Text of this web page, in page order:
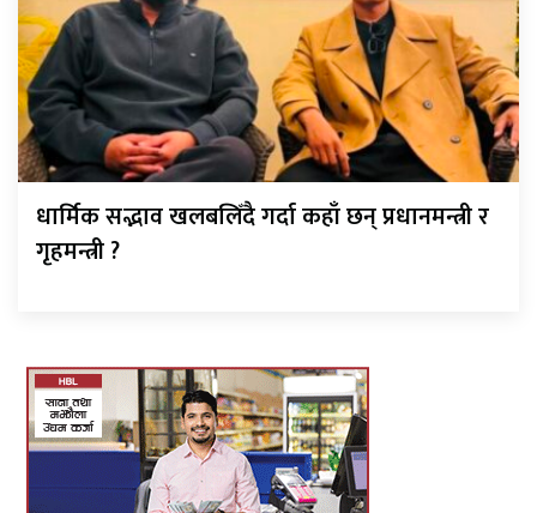
धार्मिक सद्भाव खलबलिँदै गर्दा कहाँ छन् प्रधानमन्त्री र
गृहमन्त्री ?